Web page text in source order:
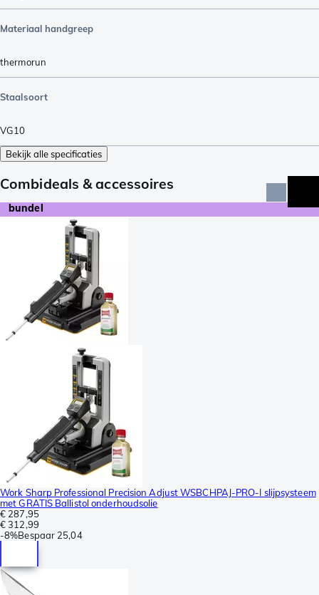
Materiaal handgreep
thermorun
Staalsoort
VG10
Bekijk alle specificaties
Combideals & accessoires
bundel
Work Sharp Professional Precision Adjust WSBCHPAJ-PRO-I slijpsysteem
met GRATIS Ballistol onderhoudsolie
€ 287,95
€ 312,99
-8%Bespaar 25,04